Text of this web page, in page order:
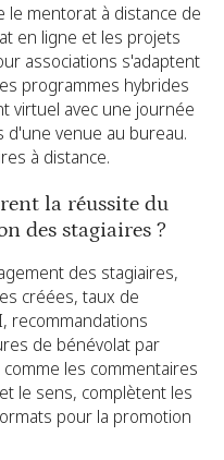
le mentorat à distance de
en ligne et les projets
associations s'adaptent
programmes hybrides
virtuel avec une journée
venue au bureau.
à distance.
la réussite du
des stagiaires ?
des stagiaires,
créées, taux de
recommandations
de bénévolat par
les commentaires
le sens, complètent les
pour la promotion